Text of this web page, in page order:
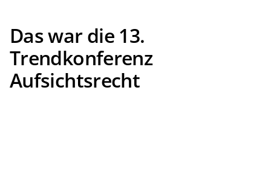
Das war die 13.
Trendkonferenz
Aufsichtsrecht